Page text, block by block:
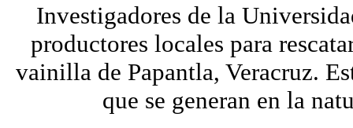
Investigadores de la
productores locales para
vainilla de Papantla, Veracruz.
que se generan en la